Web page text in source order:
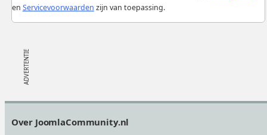
en Servicevoorwaarden zijn van toepassing.
Over JoomlaCommunity.nl